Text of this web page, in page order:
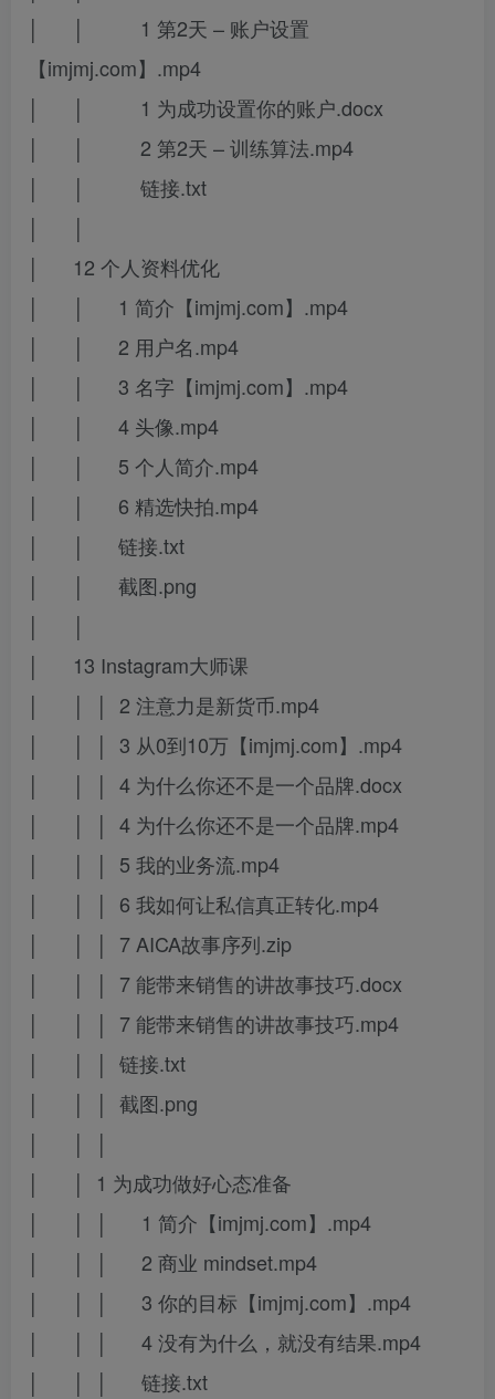
│ │ 1 第2天 – 账户设置
【imjmj.com】.mp4
│ │ 1 为成功设置你的账户.docx
│ │ 2 第2天 – 训练算法.mp4
│ │ 链接.txt
│ │
│ 12 个人资料优化
│ │ 1 简介【imjmj.com】.mp4
│ │ 2 用户名.mp4
│ │ 3 名字【imjmj.com】.mp4
│ │ 4 头像.mp4
│ │ 5 个人简介.mp4
│ │ 6 精选快拍.mp4
│ │ 链接.txt
│ │ 截图.png
│ │
│ 13 Instagram大师课
│ │ │ 2 注意力是新货币.mp4
│ │ │ 3 从0到10万【imjmj.com】.mp4
│ │ │ 4 为什么你还不是一个品牌.docx
│ │ │ 4 为什么你还不是一个品牌.mp4
│ │ │ 5 我的业务流.mp4
│ │ │ 6 我如何让私信真正转化.mp4
│ │ │ 7 AICA故事序列.zip
│ │ │ 7 能带来销售的讲故事技巧.docx
│ │ │ 7 能带来销售的讲故事技巧.mp4
│ │ │ 链接.txt
│ │ │ 截图.png
│ │ │
│ │ 1 为成功做好心态准备
│ │ │ 1 简介【imjmj.com】.mp4
│ │ │ 2 商业 mindset.mp4
│ │ │ 3 你的目标【imjmj.com】.mp4
│ │ │ 4 没有为什么，就没有结果.mp4
│ │ │ 链接.txt